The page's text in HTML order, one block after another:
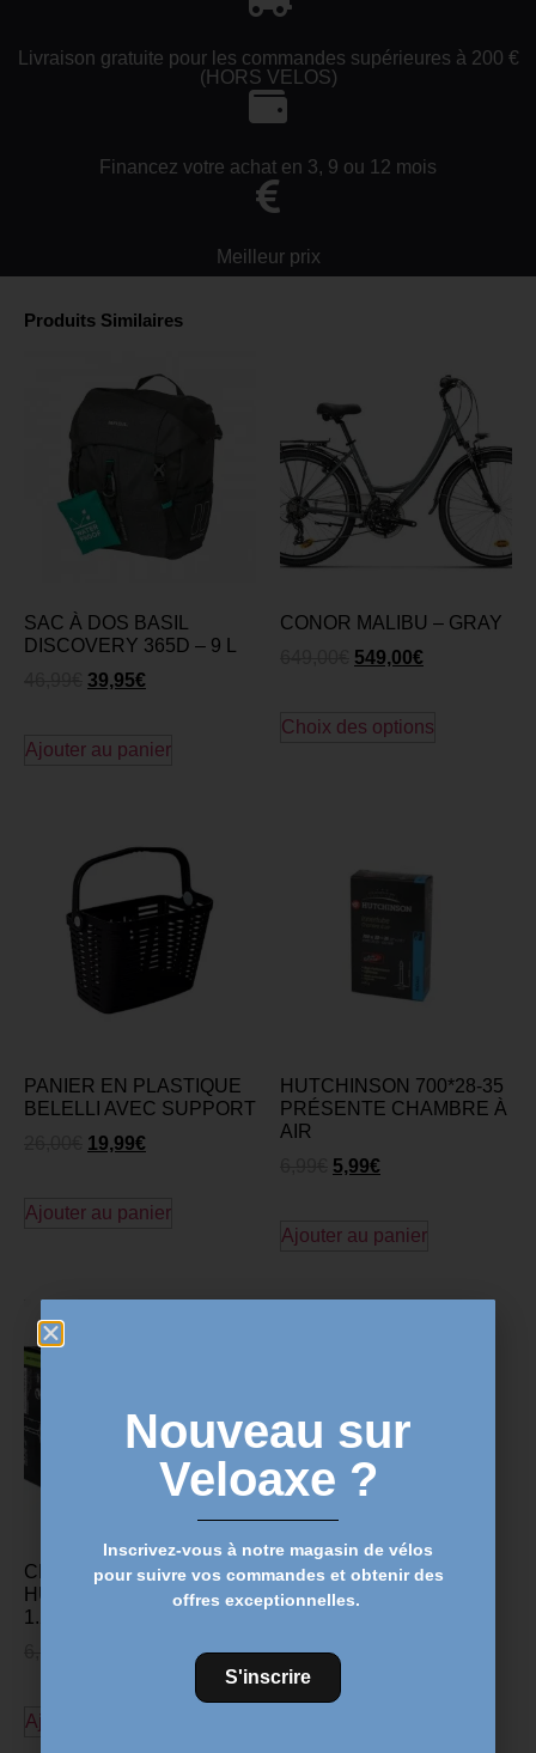
Livraison gratuite pour les commandes supérieures à 200 €
(HORS VELOS)
Financez votre achat en 3, 9 ou 12 mois
Meilleur prix
Produits Similaires
SAC À DOS BASIL
DISCOVERY 365D – 9 L
39,95€
Ajouter au panier
CONOR MALIBU – GRAY
549,00€
Choix des options
PANIER EN PLASTIQUE
BELELLI AVEC SUPPORT
19,99€
Ajouter au panier
HUTCHINSON 700*28-35
PRÉSENTE CHAMBRE À
AIR
5,99€
Ajouter au panier
CHAMBRE À AIR
HUTCHINSON 26*1.00-
1.25 PRÉSENTE
Ajouter au panier
Nouveau sur
Veloaxe ?
Inscrivez-vous à notre magasin de vélos
pour suivre vos commandes et obtenir des
offres exceptionnelles.
S'inscrire